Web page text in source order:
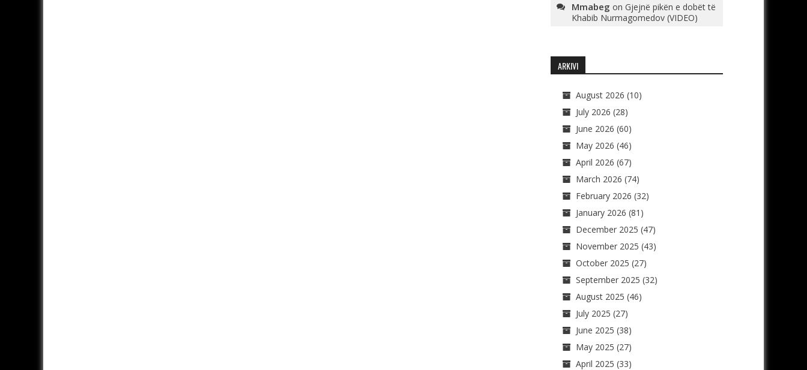
Mmabeg on Gjejnë pikën e dobët të
Khabib Nurmagomedov (VIDEO)
ARKIVI
August 2026 (10)
July 2026 (28)
June 2026 (60)
May 2026 (46)
April 2026 (67)
March 2026 (74)
February 2026 (32)
January 2026 (81)
December 2025 (47)
November 2025 (43)
October 2025 (27)
September 2025 (32)
August 2025 (46)
July 2025 (27)
June 2025 (38)
May 2025 (27)
April 2025 (33)